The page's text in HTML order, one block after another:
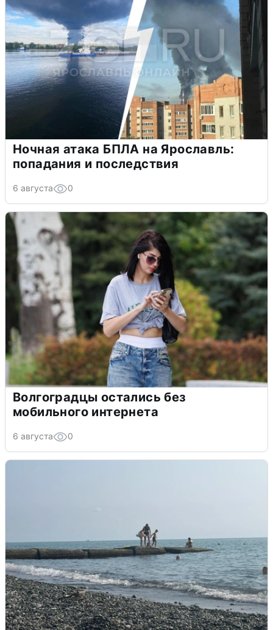
Ночная атака БПЛА на Ярославль:
попадания и последствия
6 августа 0
Волгоградцы остались без
мобильного интернета
6 августа 0